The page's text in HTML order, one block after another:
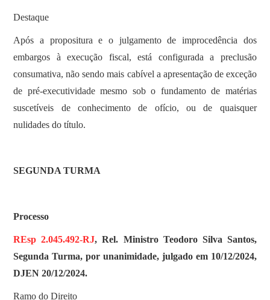
Destaque
Após a propositura e o julgamento de improcedência dos
embargos à execução fiscal, está configurada a preclusão
consumativa, não sendo mais cabível a apresentação de exceção
de pré-executividade mesmo sob o fundamento de matérias
suscetíveis de conhecimento de ofício, ou de quaisquer
nulidades do título.
SEGUNDA TURMA
Processo
REsp 2.045.492-RJ, Rel. Ministro Teodoro Silva Santos,
Segunda Turma, por unanimidade, julgado em 10/12/2024,
DJEN 20/12/2024.
Ramo do Direito